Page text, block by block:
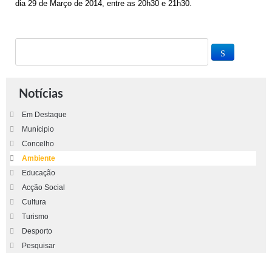
dia 29 de Março de 2014, entre as 20h30 e 21h30.
Notícias
Em Destaque
Munícipio
Concelho
Ambiente
Educação
Acção Social
Cultura
Turismo
Desporto
Pesquisar